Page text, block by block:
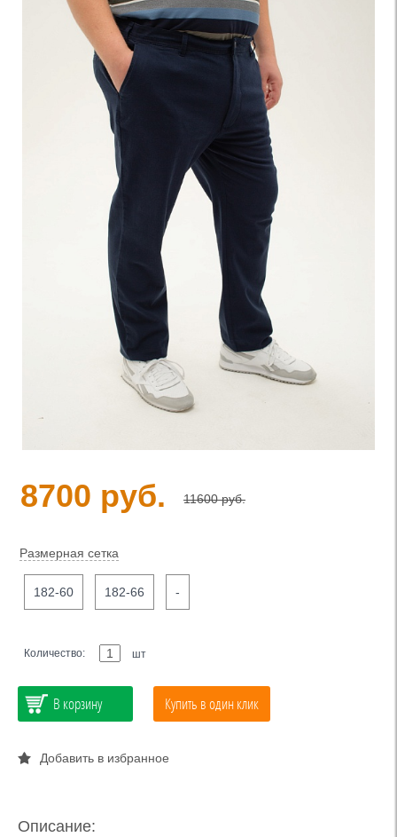
8700 руб. 11600 руб.
Размерная сетка
182-60 182-66 -
Количество: шт
В корзину Купить в один клик
Добавить в избранное
Описание: